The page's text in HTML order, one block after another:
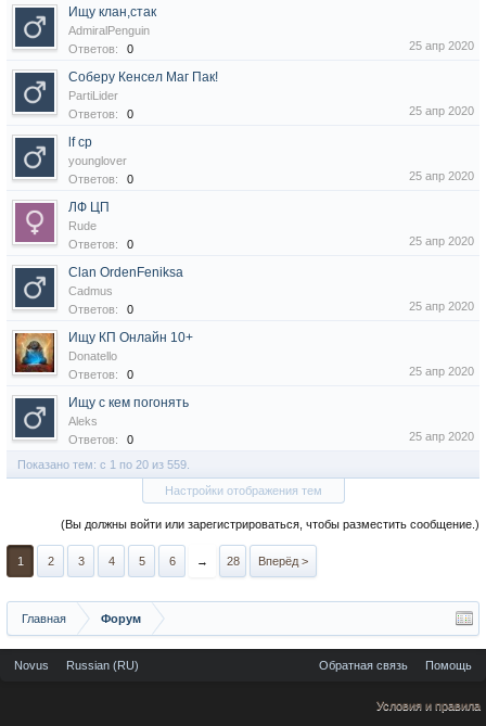
Ищу клан,стак
AdmiralPenguin
Ответов:
0 25 апр 2020
Соберу Кенсел Маг Пак!
PartiLider
Ответов:
0 25 апр 2020
lf cp
younglover
Ответов:
0 25 апр 2020
ЛФ ЦП
Rude
Ответов:
0 25 апр 2020
Clan OrdenFeniksa
Cadmus
Ответов:
0 25 апр 2020
Ищу КП Онлайн 10+
Donatello
Ответов:
0 25 апр 2020
Ищу с кем погонять
Aleks
Ответов:
0 25 апр 2020
Показано тем: с 1 по 20 из 559.
Настройки отображения тем
(Вы должны войти или зарегистрироваться, чтобы разместить сообщение.)
1 2 3 4 5 6 → 28 Вперёд >
Главная Форум
Novus Russian (RU) Обратная связь Помощь
Условия и правила